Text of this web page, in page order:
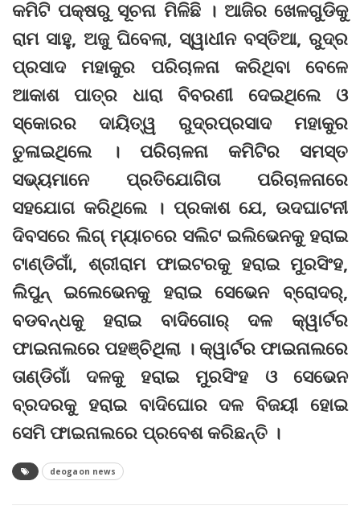
କମିଟି ପକ୍ଷରୁ ସୂଚନା ମିଳିଛି । ଆଜିର ଖେଳଗୁଡିକୁ
ରାମ ସାହୁ, ଅଜୁ ଘିବେଲା, ସ୍ୱାଧୀନ ବସ୍ତିଆ, ରୁଦ୍ର
ପ୍ରସାଦ ମହାକୁର ପରିଚାଳନା କରିଥିବା ବେଳେ
ଆକାଶ ପାତ୍ର ଧାରା ବିବରଣୀ ଦେଇଥିଲେ ଓ
ସ୍କୋରର ଦାୟିତ୍ୱ ରୁଦ୍ରପ୍ରସାଦ ମହାକୁର
ତୁଳାଇଥିଲେ । ପରିଚାଳନା କମିଟିର ସମସ୍ତ
ସଭ୍ୟମାନେ ପ୍ରତିଯୋଗିତା ପରିଚାଳନାରେ
ସହଯୋଗ କରିଥିଲେ । ପ୍ରକାଶ ଯେ, ଉଦଘାଟନୀ
ଦିବସରେ ଲିଗ୍ ମ୍ୟାଚରେ ସଲିଟ ଇଲିଭେନକୁ ହରାଇ
ଟାଣ୍ଡିଗାଁ, ଶ୍ରୀରାମ ଫାଇଟରକୁ ହରାଇ ମୁରସିଂହ,
ଲିପୁନ୍ ଇଲେଭେନକୁ ହରାଇ ସେଭେନ ବ୍ରୋଦର୍,
ବଡବନ୍ଧକୁ ହରାଇ ବାଦିଗୋର୍ ଦଳ କ୍ୱାର୍ଟର
ଫାଇନାଲରେ ପହଞ୍ଚିଥିଲା । କ୍ୱାର୍ଟର ଫାଇନାଲରେ
ତାଣ୍ଡିଗାଁ ଦଳକୁ ହରାଇ ମୁରସିଂହ ଓ ସେଭେନ
ବ୍ରଦରକୁ ହରାଇ ବାଦିଘୋର ଦଳ ବିଜୟୀ ହୋଇ
ସେମି ଫାଇନାଲରେ ପ୍ରବେଶ କରିଛନ୍ତି ।
deogaon news